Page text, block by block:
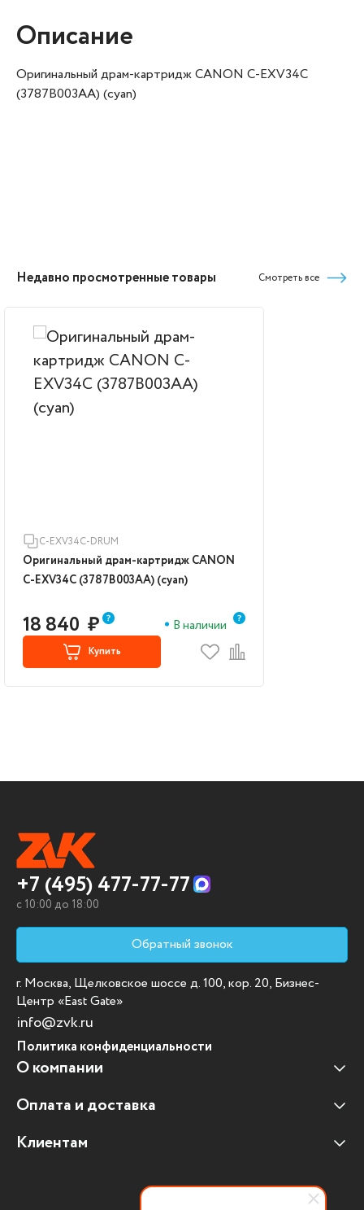
Описание
Оригинальный драм-картридж CANON C-EXV34C
(3787B003AA) (cyan)
Недавно просмотренные товары Смотреть все
C-EXV34C-DRUM
Оригинальный драм-картридж CANON
C-EXV34C (3787B003AA) (cyan)
18 840 ₽ В наличии
Купить
+7 (495) 477-77-77
c 10:00 до 18:00
Обратный звонок
г. Москва, Щелковское шоссе д. 100, кор. 20, Бизнес-
Центр «East Gate»
info@zvk.ru
Политика конфиденциальности
О компании
Наши клиенты
Отзывы клиентов
Оплата и доставка
Оплата и доставка
Клиентам